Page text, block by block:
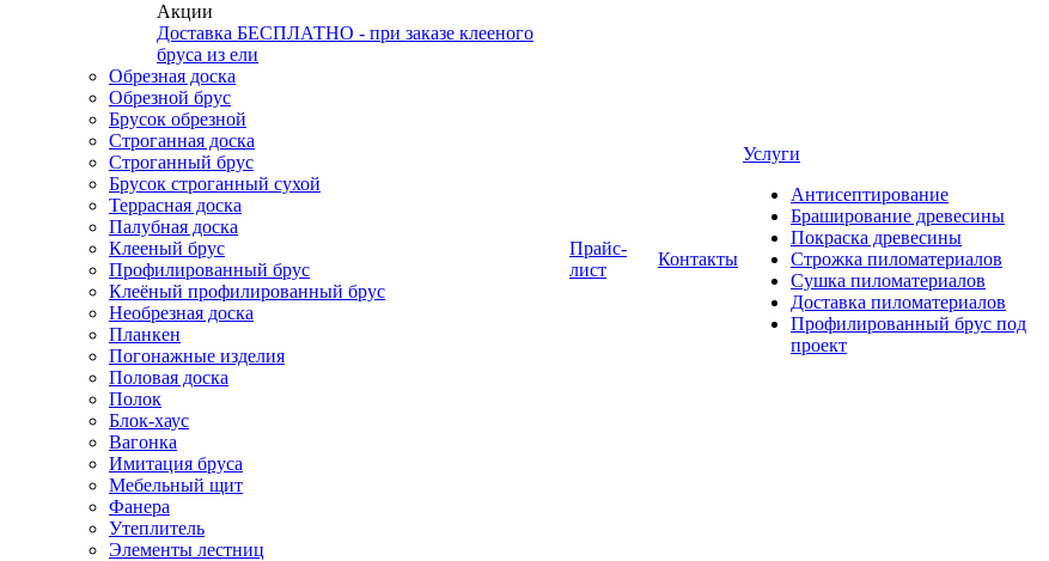
Акции
Доставка БЕСПЛАТНО - при заказе клееного
бруса из ели
Обрезная доска
Обрезной брус
Брусок обрезной
Строганная доска
Строганный брус
Брусок строганный сухой
Террасная доска
Палубная доска
Клееный брус
Профилированный брус
Клеёный профилированный брус
Необрезная доска
Планкен
Погонажные изделия
Половая доска
Полок
Блок-хаус
Вагонка
Имитация бруса
Мебельный щит
Фанера
Утеплитель
Элементы лестниц
Прайс-
лист
Контакты
Услуги
Антисептирование
Браширование древесины
Покраска древесины
Строжка пиломатериалов
Сушка пиломатериалов
Доставка пиломатериалов
Профилированный брус под
проект